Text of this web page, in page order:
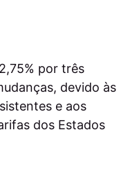
por três
devido às
e aos
dos Estados